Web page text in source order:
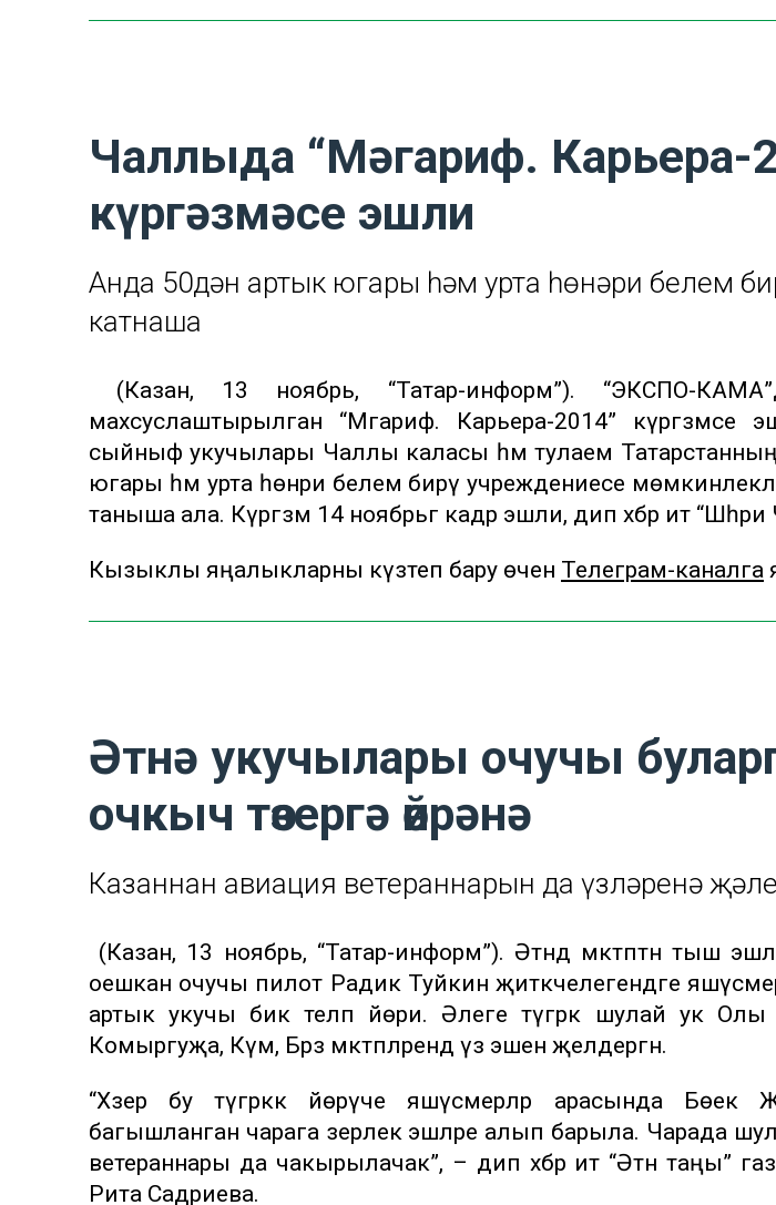
Чаллыда “Мәгариф. Карьера-
күргәзмәсе эшли
Анда 50дән артык югары һәм урта һөнәри белем
катнаша
(Казан, 13 ноябрь, “Татар-информ”). “ЭКСПО-
махсуслаштырылган “Мәгариф. Карьера-2014”
сыйныф укучылары Чаллы каласы һәм тулаем
югары һәм урта һөнәри белем бирү учреждениесе
таныша ала. Күргәзмә 14 ноябрьгә кадәр эшли, дип хәбәр итә
Кызыклы яңалыкларны күзәтеп бару өчен Телеграм-каналга
Әтнә укучылары очучы
очкыч төзергә өйрәнә
Казаннан авиация ветераннарын да үзләренә
(Казан, 13 ноябрь, “Татар-информ”). Әтнәдә мәктәптән тыш
оешкан очучы пилот Радик Туйкин җитәкчелегендәге
артык укучы бик теләп йөри. Әлеге түгәрәк шулай ук Олы
Комыргуҗа, Күәм, Бәрәзә мәктәпләрендә үз эшен җәелдергән.
“Хәзер бу түгәрәккә йөрүче яшүсмерләр арасында
багышланган чарага әзерлек эшләре алып барыла. Чарада
ветераннары да чакырылачак”, – дип хәбәр итә “Әтнә таңы”
Рита Садриева.